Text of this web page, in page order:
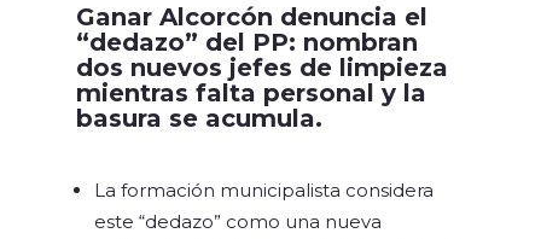
Ganar Alcorcón denuncia el
“dedazo” del PP: nombran
dos nuevos jefes de limpieza
mientras falta personal y la
basura se acumula.
La formación municipalista considera
este “dedazo” como una nueva